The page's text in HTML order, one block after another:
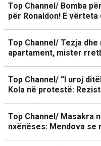
Top Channel/ Bomba
për Ronaldon! E
Top Channel/ Tezja
apartament, mister
Top Channel/ “I uroj
Kola në protestë:
Top Channel/ Masakra
nxënëses: Mendova se